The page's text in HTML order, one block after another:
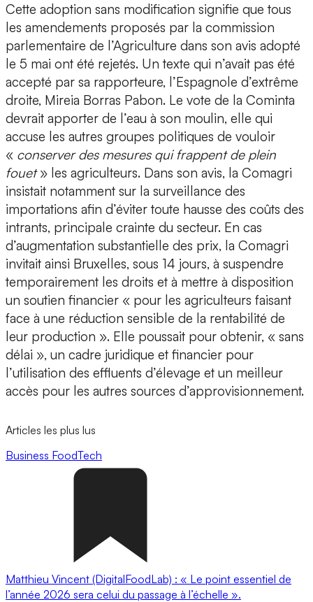
Cette adoption sans modification signifie que tous
les amendements proposés par la commission
parlementaire de l’Agriculture dans son avis adopté
le 5 mai ont été rejetés. Un texte qui n’avait pas été
accepté par sa rapporteure, l’Espagnole d’extrême
droite, Mireia Borras Pabon. Le vote de la Cominta
devrait apporter de l’eau à son moulin, elle qui
accuse les autres groupes politiques de vouloir
« conserver des mesures qui frappent de plein
fouet» les agriculteurs. Dans son avis, la Comagri
insistait notamment sur la surveillance des
importations afin d’éviter toute hausse des coûts des
intrants, principale crainte du secteur. En cas
d’augmentation substantielle des prix, la Comagri
invitait ainsi Bruxelles, sous 14 jours, à suspendre
temporairement les droits et à mettre à disposition
un soutien financier « pour les agriculteurs faisant
face à une réduction sensible de la rentabilité de
leur production ». Elle poussait pour obtenir, « sans
délai », un cadre juridique et financier pour
l’utilisation des effluents d’élevage et un meilleur
accès pour les autres sources d’approvisionnement.
Articles les plus lus
Business FoodTech
Matthieu Vincent (DigitalFoodLab) : « Le point essentiel de
l’année 2026 sera celui du passage à l’échelle ».